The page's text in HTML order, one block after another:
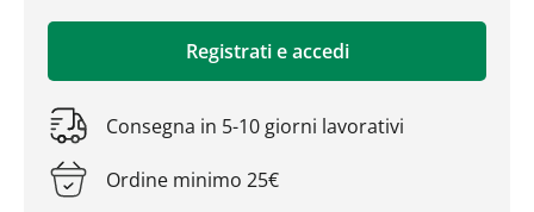
Registrati e accedi
Consegna in 5-10 giorni lavorativi
Ordine minimo 25€